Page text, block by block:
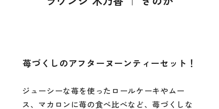
苺づくしのアフターヌーンティーセット！
ジューシーな苺を使ったロールケーキやムー
ス、マカロンに苺の食べ比べなど、苺づくしな